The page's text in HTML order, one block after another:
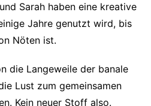
Sarah haben eine kreative
Jahre genutzt wird, bis
Nöten ist.
die Langeweile der banale
Lust zum gemeinsamen
Kein neuer Stoff also.